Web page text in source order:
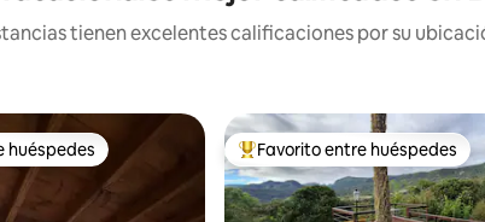
tienen excelentes calificaciones por su
Favorito entre huéspedes
huéspedes De los mejores en Favorito
Favorito entre huéspedes